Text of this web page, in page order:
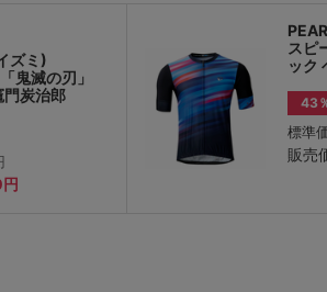
ズミ)
鬼滅の刃」
門炭治郎
スピ
ック
43
標準
販売